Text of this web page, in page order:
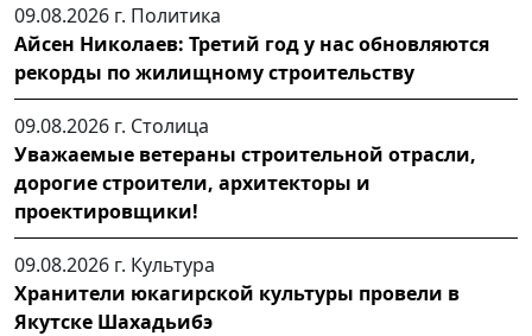
09.08.2026 г. Политика
Айсен Николаев: Третий год у нас обновляются
рекорды по жилищному строительству
09.08.2026 г. Столица
Уважаемые ветераны строительной отрасли,
дорогие строители, архитекторы и
проектировщики!
09.08.2026 г. Культура
Хранители юкагирской культуры провели в
Якутске Шахадьибэ